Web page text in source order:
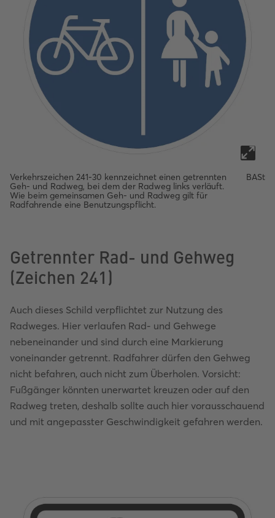
Verkehrszeichen 241-30 kennzeichnet einen getrennten
Geh- und Radweg, bei dem der Radweg links verläuft.
Wie beim gemeinsamen Geh- und Radweg gilt für
Radfahrende eine Benutzungspflicht.
BASt
Getrennter Rad- und Gehweg
(Zeichen 241)
Auch dieses Schild verpflichtet zur Nutzung des
Radweges. Hier verlaufen Rad- und Gehwege
nebeneinander und sind durch eine Markierung
voneinander getrennt. Radfahrer dürfen den Gehweg
nicht befahren, auch nicht zum Überholen. Vorsicht:
Fußgänger könnten unerwartet kreuzen oder auf den
Radweg treten, deshalb sollte auch hier vorausschauend
und mit angepasster Geschwindigkeit gefahren werden.